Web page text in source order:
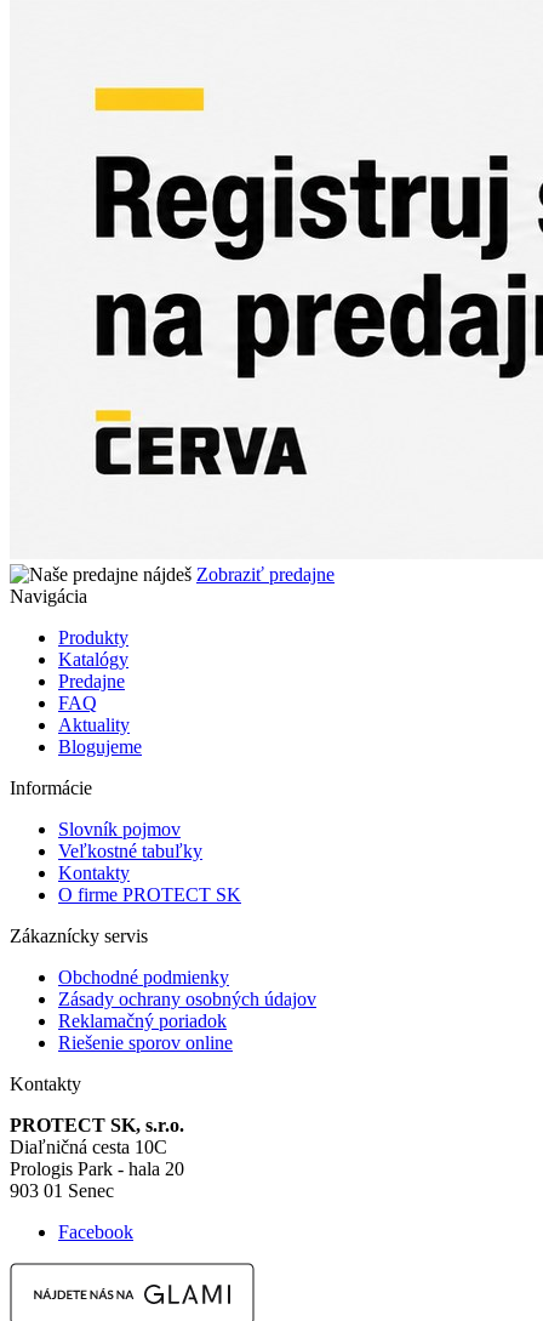
Zobraziť predajne
Navigácia
Produkty
Katalógy
Predajne
FAQ
Aktuality
Blogujeme
Informácie
Slovník pojmov
Veľkostné tabuľky
Kontakty
O firme PROTECT SK
Zákaznícky servis
Obchodné podmienky
Zásady ochrany osobných údajov
Reklamačný poriadok
Riešenie sporov online
Kontakty
PROTECT SK, s.r.o.
Diaľničná cesta 10C
Prologis Park - hala 20
903 01 Senec
Facebook